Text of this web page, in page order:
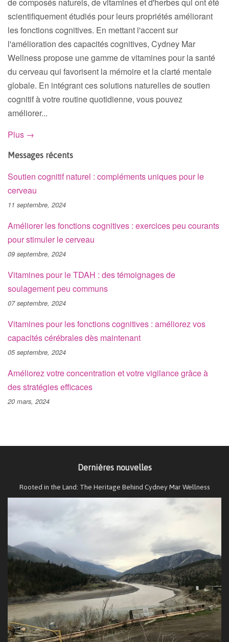
scientifiquement étudiés pour leurs propriétés améliorant
les fonctions cognitives. En mettant l'accent sur
l'amélioration des capacités cognitives, Cydney Mar
Wellness propose une gamme de vitamines pour la santé
du cerveau qui favorisent la mémoire et la clarté mentale
globale. En intégrant ces solutions naturelles de soutien
cognitif à votre routine quotidienne, vous pouvez
améliorer...
Plus →
Messages récents
Soutien cognitif naturel : compléments uniques pour le
cerveau
11 septembre, 2024
Améliorer les fonctions cognitives : exercices peu courants
pour stimuler le cerveau
09 septembre, 2024
Vitamines pour le TDAH : des témoignages de
soulagement peu communs
07 septembre, 2024
Vitamines pour les fonctions cognitives : améliorez vos
capacités cérébrales dès maintenant
05 septembre, 2024
Améliorez votre concentration et votre vigilance grâce à
des stratégies efficaces
20 mars, 2024
Dernières nouvelles
Rooted in the Land: The Heritage Behind Cydney Mar Wellness